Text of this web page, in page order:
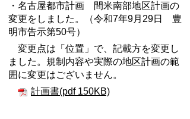
・名古屋都市計画 間米南部地区計画の
変更をしました。（令和7年9月29日 豊
明市告示第50号）
変更点は「位置」で、記載方を変更し
ました。規制内容や実際の地区計画の範
囲に変更はございません。
計画書(pdf 150KB)